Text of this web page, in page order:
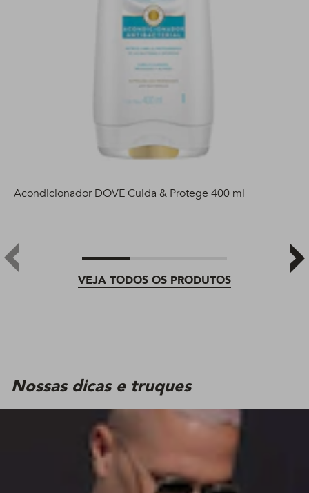
VEJA TODOS OS PRODUTOS
Acondicionador DOVE Cuida & Protege 400 ml
Nossas dicas e truques